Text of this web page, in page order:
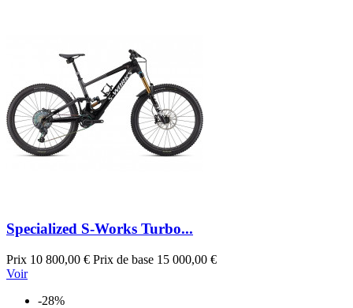
Specialized S-Works Turbo...
Prix 10 800,00 € Prix de base 15 000,00 €
Voir
-28%